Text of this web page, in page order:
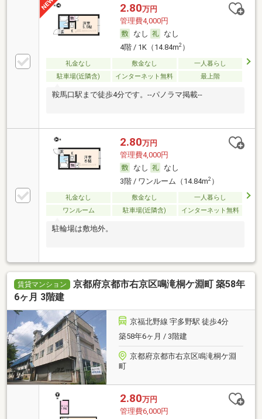
2.80万円
管理費4,000円
なし
なし
4階 / 1K（14.84m2）
礼金なし 敷金なし
一人暮らし
駐車場(近隣含)
インターネット無料 最上階
鞍馬口駅まで徒歩4分です。--パノラマ掲載--
2.80万円
管理費4,000円
なし
なし
3階 / ワンルーム（14.84m2）
礼金なし 敷金なし
一人暮らし
ワンルーム
駐車場(近隣含) インターネット無料
駐輪場は敷地外。
賃貸マンション
京都府京都市右京区鳴滝桐ケ淵町 築58年
6ヶ月 3階建
京福北野線 宇多野駅 徒歩4分
築58年6ヶ月 / 3階建
京都府京都市右京区鳴滝桐ケ淵
町
2.80万円
管理費6,000円